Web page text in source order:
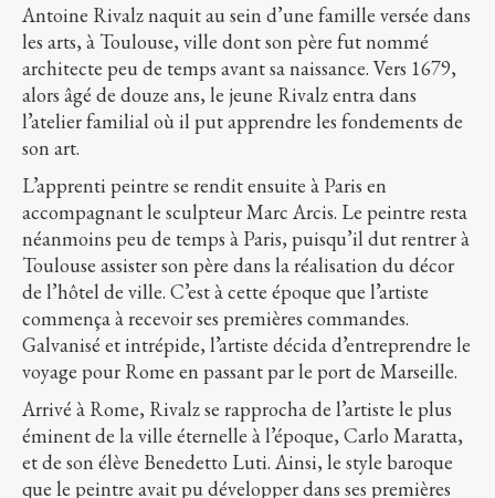
Antoine Rivalz naquit au sein d’une famille versée dans
les arts, à Toulouse, ville dont son père fut nommé
architecte peu de temps avant sa naissance. Vers 1679,
alors âgé de douze ans, le jeune Rivalz entra dans
l’atelier familial où il put apprendre les fondements de
son art.
L’apprenti peintre se rendit ensuite à Paris en
accompagnant le sculpteur Marc Arcis. Le peintre resta
néanmoins peu de temps à Paris, puisqu’il dut rentrer à
Toulouse assister son père dans la réalisation du décor
de l’hôtel de ville. C’est à cette époque que l’artiste
commença à recevoir ses premières commandes.
Galvanisé et intrépide, l’artiste décida d’entreprendre le
voyage pour Rome en passant par le port de Marseille.
Arrivé à Rome, Rivalz se rapprocha de l’artiste le plus
éminent de la ville éternelle à l’époque, Carlo Maratta,
et de son élève Benedetto Luti. Ainsi, le style baroque
que le peintre avait pu développer dans ses premières